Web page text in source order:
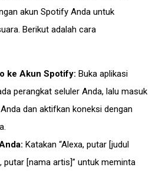
akun Spotify Anda untuk
Berikut adalah cara
ke Akun Spotify: Buka aplikasi
perangkat seluler Anda, lalu masuk
dan aktifkan koneksi dengan
Katakan “Alexa, putar [judul
putar [nama artis]” untuk meminta